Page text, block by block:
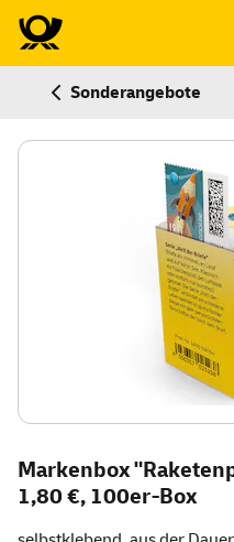
Sonderangebote
Markenbox
1,80 €, 100er-Box